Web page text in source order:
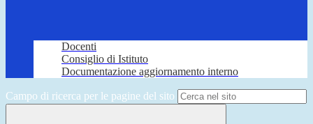
Docenti
Consiglio di Istituto
Documentazione aggiornamento interno
Campo di ricerca per le pagine del sito